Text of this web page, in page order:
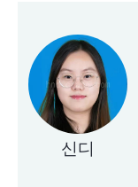
신디